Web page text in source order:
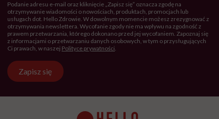
Podanie adresu e-mail oraz kliknięcie „Zapisz się” oznacza zgodę na
otrzymywanie wiadomości o nowościach, produktach, promocjach lub
usługach dot. Hello Zdrowie. W dowolnym momencie możesz zrezygnować z
otrzymywania newslettera. Wycofanie zgody nie ma wpływu na zgodność z
prawem przetwarzania, którego dokonano przed jej wycofaniem. Zapoznaj się
z informacjami o przetwarzaniu danych osobowych, w tym o przysługujących
Ci prawach, w naszej Polityce prywatności.
Zapisz się